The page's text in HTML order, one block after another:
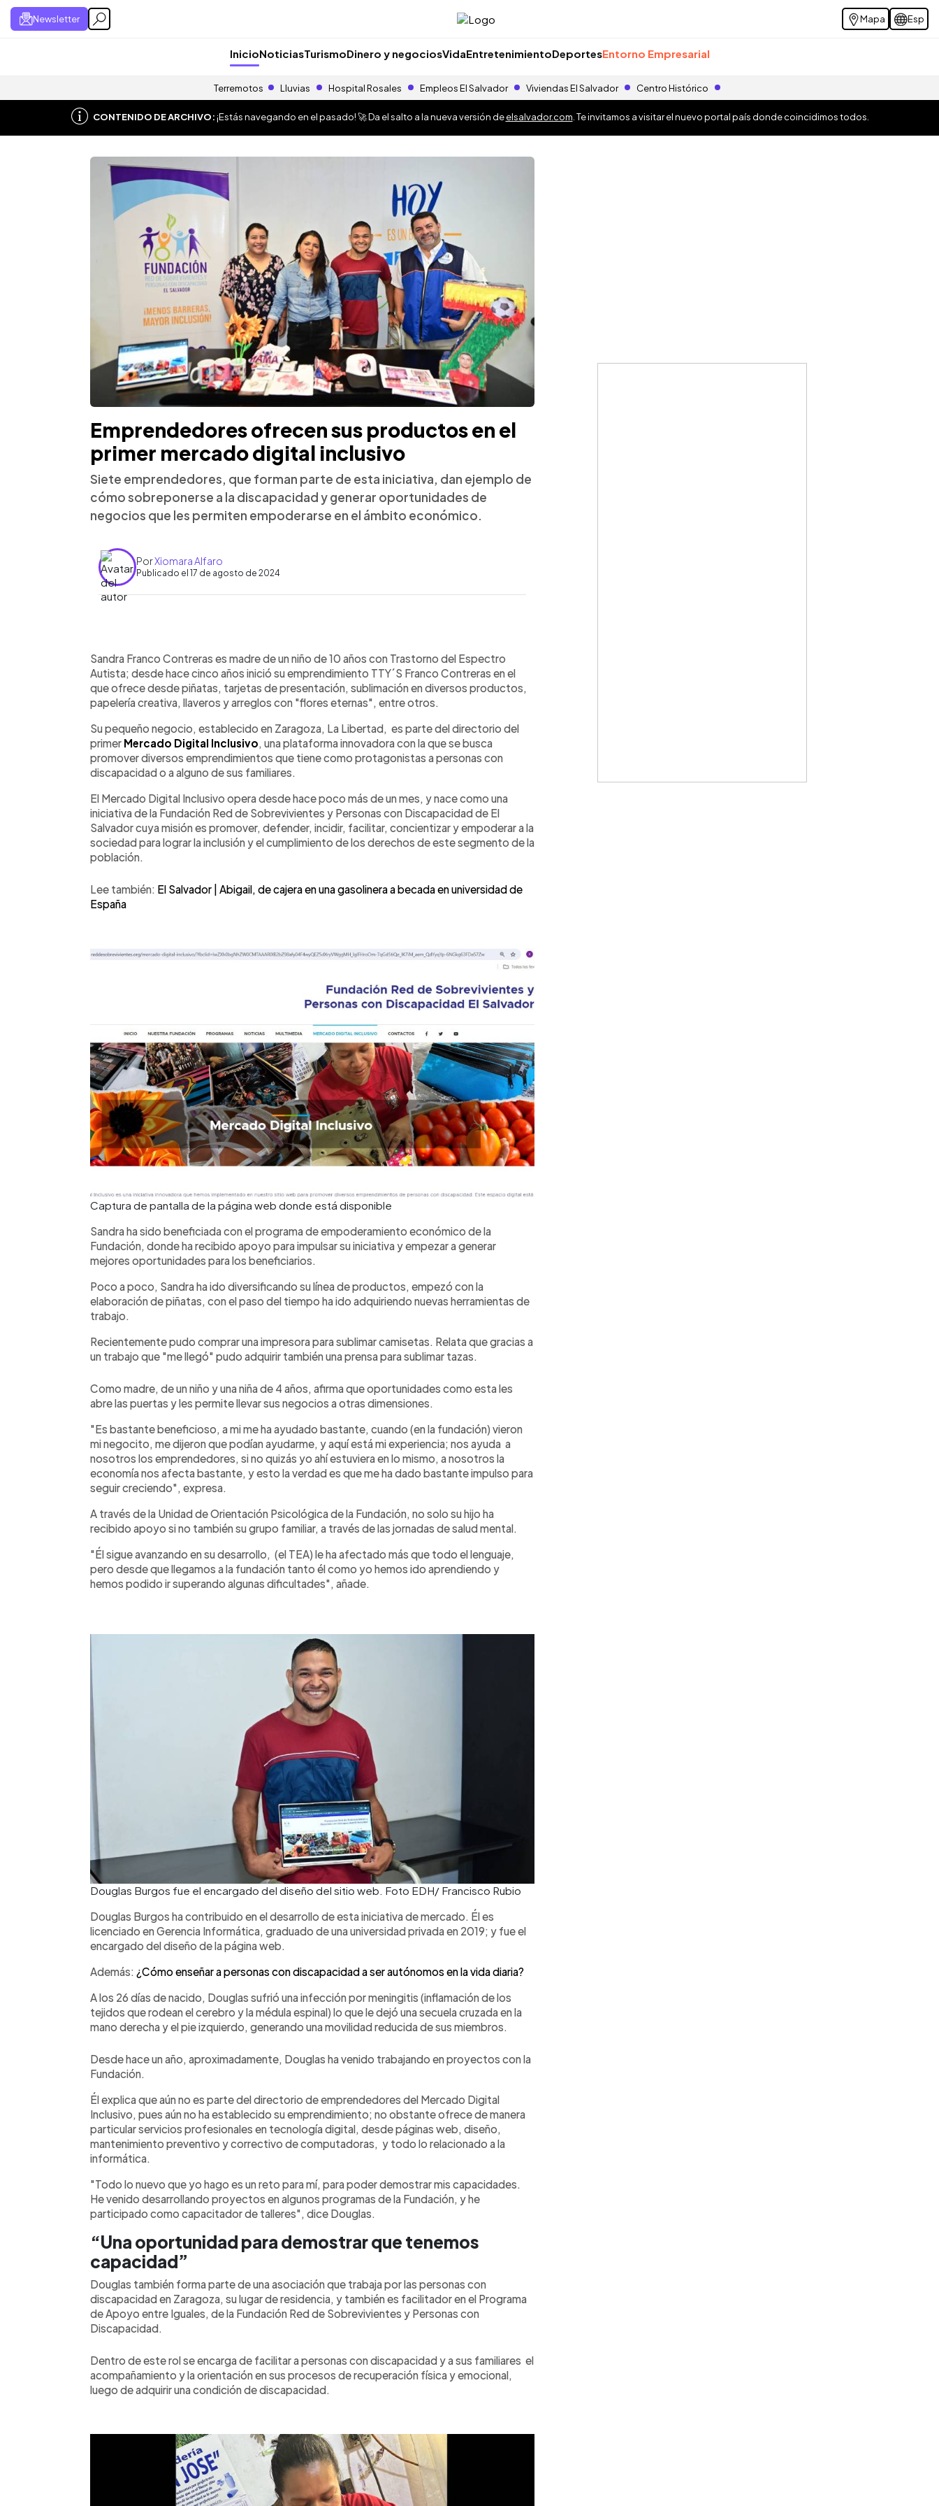
Newsletter Mapa Esp
InicioNoticiasTurismoDinero y negociosVidaEntretenimientoDeportesEntorno Empresarial
Terremotos Lluvias Hospital Rosales Empleos El Salvador Viviendas El Salvador Centro Histórico
CONTENIDO DE ARCHIVO:¡Estás navegando en el pasado! 🚀 Da el salto a la nueva versión deelsalvador.com . Te invitamos a visitar el nuevo portal país donde coincidimos todos.
Emprendedores ofrecen sus productos en el
primer mercado digital inclusivo
Siete emprendedores, que forman parte de esta iniciativa, dan ejemplo de
cómo sobreponerse a la discapacidad y generar oportunidades de
negocios que les permiten empoderarse en el ámbito económico.
PorXiomara Alfaro
Publicado el 17 de agosto de 2024
Escuchar artículo
Sandra Franco Contreras es madre de un niño de 10 años con Trastorno del Espectro
Autista; desde hace cinco años inició su emprendimiento TTY´S Franco Contreras en el
que ofrece desde piñatas, tarjetas de presentación, sublimación en diversos productos,
papelería creativa, llaveros y arreglos con "flores eternas", entre otros.
Su pequeño negocio, establecido en Zaragoza, La Libertad, es parte del directorio del
primer Mercado Digital Inclusivo , una plataforma innovadora con la que se busca
promover diversos emprendimientos que tiene como protagonistas a personas con
discapacidad o a alguno de sus familiares.
El Mercado Digital Inclusivo opera desde hace poco más de un mes, y nace como una
iniciativa de la Fundación Red de Sobrevivientes y Personas con Discapacidad de El
Salvador cuya misión es promover, defender, incidir, facilitar, concientizar y empoderar a la
sociedad para lograr la inclusión y el cumplimiento de los derechos de este segmento de la
población.
Lee también: El Salvador | Abigail, de cajera en una gasolinera a becada en universidad de
España
Captura de pantalla de la página web donde está disponible
Sandra ha sido beneficiada con el programa de empoderamiento económico de la
Fundación, donde ha recibido apoyo para impulsar su iniciativa y empezar a generar
mejores oportunidades para los beneficiarios.
Poco a poco, Sandra ha ido diversificando su línea de productos, empezó con la
elaboración de piñatas, con el paso del tiempo ha ido adquiriendo nuevas herramientas de
trabajo.
Recientemente pudo comprar una impresora para sublimar camisetas. Relata que gracias a
un trabajo que "me llegó" pudo adquirir también una prensa para sublimar tazas.
Como madre, de un niño y una niña de 4 años, afirma que oportunidades como esta les
abre las puertas y les permite llevar sus negocios a otras dimensiones.
"Es bastante beneficioso, a mi me ha ayudado bastante, cuando (en la fundación) vieron
mi negocito, me dijeron que podían ayudarme, y aquí está mi experiencia; nos ayuda a
nosotros los emprendedores, si no quizás yo ahí estuviera en lo mismo, a nosotros la
economía nos afecta bastante, y esto la verdad es que me ha dado bastante impulso para
seguir creciendo", expresa.
A través de la Unidad de Orientación Psicológica de la Fundación, no solo su hijo ha
recibido apoyo si no también su grupo familiar, a través de las jornadas de salud mental.
"Él sigue avanzando en su desarrollo, (el TEA) le ha afectado más que todo el lenguaje,
pero desde que llegamos a la fundación tanto él como yo hemos ido aprendiendo y
hemos podido ir superando algunas dificultades", añade.
Douglas Burgos fue el encargado del diseño del sitio web. Foto EDH/ Francisco Rubio
Douglas Burgos ha contribuido en el desarrollo de esta iniciativa de mercado. Él es
licenciado en Gerencia Informática, graduado de una universidad privada en 2019; y fue el
encargado del diseño de la página web.
Además: ¿Cómo enseñar a personas con discapacidad a ser autónomos en la vida diaria?
A los 26 días de nacido, Douglas sufrió una infección por meningitis (inflamación de los
tejidos que rodean el cerebro y la médula espinal) lo que le dejó una secuela cruzada en la
mano derecha y el pie izquierdo, generando una movilidad reducida de sus miembros.
Desde hace un año, aproximadamente, Douglas ha venido trabajando en proyectos con la
Fundación.
Él explica que aún no es parte del directorio de emprendedores del Mercado Digital
Inclusivo, pues aún no ha establecido su emprendimiento; no obstante ofrece de manera
particular servicios profesionales en tecnología digital, desde páginas web, diseño,
mantenimiento preventivo y correctivo de computadoras, y todo lo relacionado a la
informática.
"Todo lo nuevo que yo hago es un reto para mí, para poder demostrar mis capacidades.
He venido desarrollando proyectos en algunos programas de la Fundación, y he
participado como capacitador de talleres", dice Douglas.
“Una oportunidad para demostrar que tenemos
capacidad”
Douglas también forma parte de una asociación que trabaja por las personas con
discapacidad en Zaragoza, su lugar de residencia, y también es facilitador en el Programa
de Apoyo entre Iguales, de la Fundación Red de Sobrevivientes y Personas con
Discapacidad.
Dentro de este rol se encarga de facilitar a personas con discapacidad y a sus familiares el
acompañamiento y la orientación en sus procesos de recuperación física y emocional,
luego de adquirir una condición de discapacidad.